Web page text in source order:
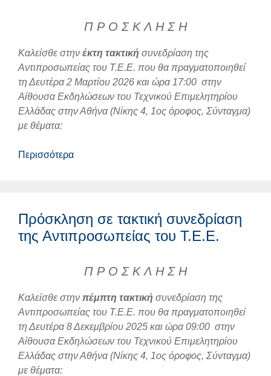
Π Ρ Ο Σ Κ Λ Η Σ Η
Καλείσθε στην έκτη τακτική συνεδρίαση της
Αντιπροσωπείας του Τ.Ε.Ε. που θα πραγματοποιηθεί
τη Δευτέρα 2 Μαρτίου 2026 και ώρα 17:00 στην
Αίθουσα Εκδηλώσεων του Τεχνικού Επιμελητηρίου
Ελλάδας στην Αθήνα (Νίκης 4, 1ος όροφος, Σύνταγμα)
με θέματα:
Περισσότερα
Πρόσκληση σε τακτική συνεδρίαση
της Αντιπροσωπείας του Τ.Ε.Ε.
Π Ρ Ο Σ Κ Λ Η Σ Η
Καλείσθε στην πέμπτη τακτική συνεδρίαση της
Αντιπροσωπείας του Τ.Ε.Ε. που θα πραγματοποιηθεί
τη Δευτέρα 8 Δεκεμβρίου 2025 και ώρα 09:00 στην
Αίθουσα Εκδηλώσεων του Τεχνικού Επιμελητηρίου
Ελλάδας στην Αθήνα (Νίκης 4, 1ος όροφος, Σύνταγμα)
με θέματα: